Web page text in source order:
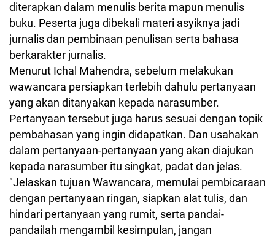
diterapkan dalam menulis berita mapun menulis
buku. Peserta juga dibekali materi asyiknya jadi
jurnalis dan pembinaan penulisan serta bahasa
berkarakter jurnalis.
Menurut Ichal Mahendra, sebelum melakukan
wawancara persiapkan terlebih dahulu pertanyaan
yang akan ditanyakan kepada narasumber.
Pertanyaan tersebut juga harus sesuai dengan topik
pembahasan yang ingin didapatkan. Dan usahakan
dalam pertanyaan-pertanyaan yang akan diajukan
kepada narasumber itu singkat, padat dan jelas.
"Jelaskan tujuan Wawancara, memulai pembicaraan
dengan pertanyaan ringan, siapkan alat tulis, dan
hindari pertanyaan yang rumit, serta pandai-
pandailah mengambil kesimpulan, jangan